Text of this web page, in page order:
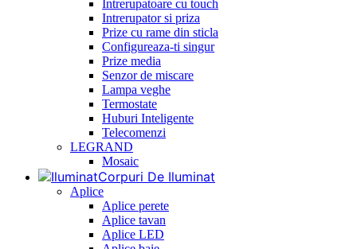
Intrerupatoare cu touch
Intrerupator si priza
Prize cu rame din sticla
Configureaza-ti singur
Prize media
Senzor de miscare
Lampa veghe
Termostate
Huburi Inteligente
Telecomenzi
LEGRAND
Mosaic
Corpuri De Iluminat
Aplice
Aplice perete
Aplice tavan
Aplice LED